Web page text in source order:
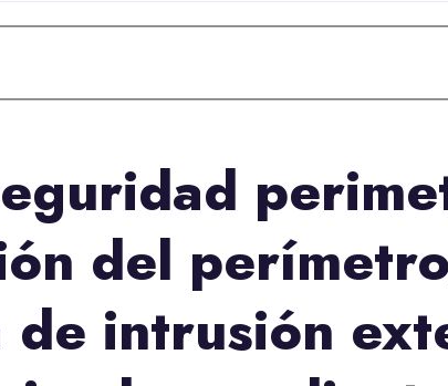
del
intrusión